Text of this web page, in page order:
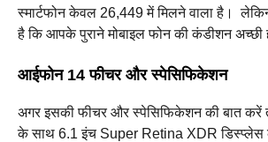
स्मार्टफोन केवल 26,449 में मिलने वाला है।
है कि आपके पुराने मोबाइल फोन की कंडीशन अच्छी
आईफोन 14 फीचर और स्पेसिफिकेशन
अगर इसकी फीचर और स्पेसिफिकेशन की बात करें
के साथ 6.1 इंच Super Retina XDR डिस्प्लेस